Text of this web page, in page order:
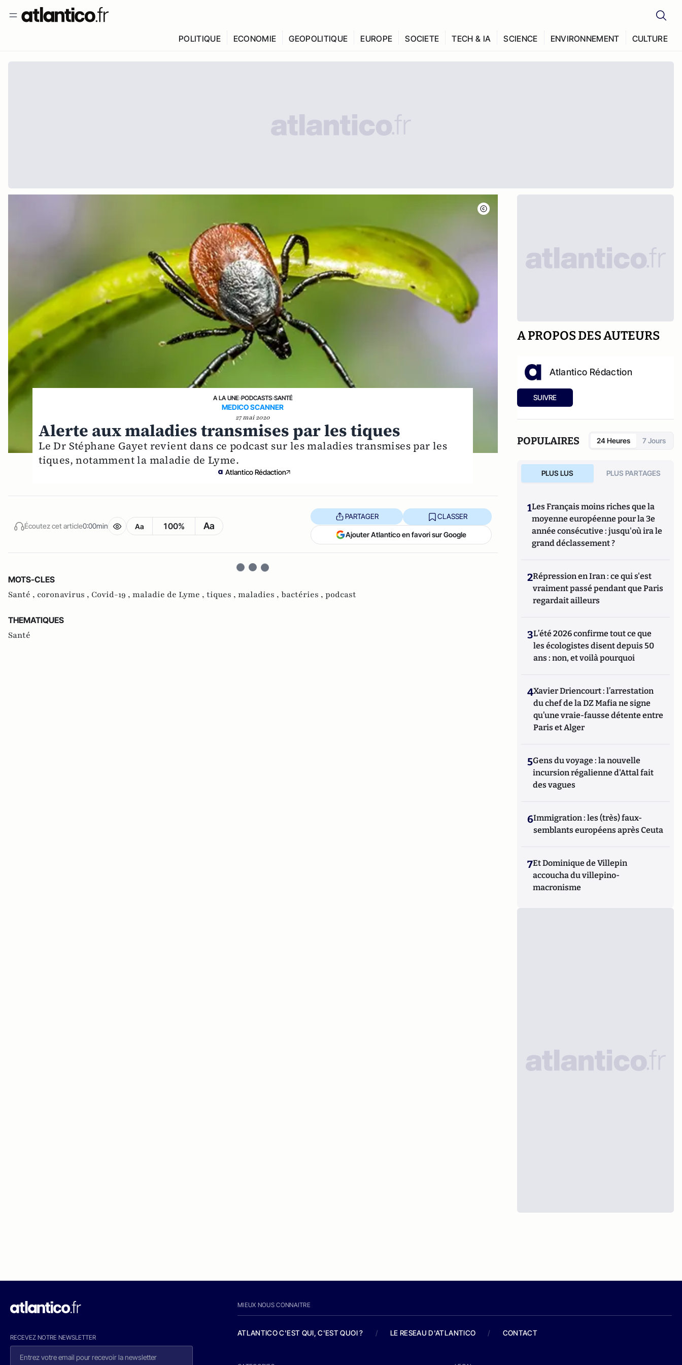
POLITIQUE ECONOMIE GEOPOLITIQUE EUROPE SOCIETE TECH & IA SCIENCE ENVIRONNEMENT CULTURE
A LA UNE›PODCASTS›SANTÉ
MEDICO SCANNER
27 mai 2020
Alerte aux maladies transmises par les tiques
Le Dr Stéphane Gayet revient dans ce podcast sur les maladies transmises par les
tiques, notamment la maladie de Lyme.
Atlantico Rédaction
Écoutez cet article0:00min Aa 100% Aa
PARTAGER CLASSER
Ajouter Atlantico en favori sur Google
MOTS-CLES
Santé , coronavirus , Covid-19 , maladie de Lyme , tiques , maladies , bactéries , podcast
THEMATIQUES
Santé
A PROPOS DES AUTEURS
Atlantico Rédaction
SUIVRE
POPULAIRES 24 Heures 7 Jours
PLUS LUS PLUS PARTAGES
1Les Français moins riches que la
moyenne européenne pour la 3e
année consécutive : jusqu'où ira le
grand déclassement ?
2Répression en Iran : ce qui s'est
vraiment passé pendant que Paris
regardait ailleurs
3L’été 2026 confirme tout ce que
les écologistes disent depuis 50
ans : non, et voilà pourquoi
4Xavier Driencourt : l’arrestation
du chef de la DZ Mafia ne signe
qu’une vraie-fausse détente entre
Paris et Alger
5Gens du voyage : la nouvelle
incursion régalienne d'Attal fait
des vagues
6Immigration : les (très) faux-
semblants européens après Ceuta
7Et Dominique de Villepin
accoucha du villepino-
macronisme
RECEVEZ NOTRE NEWSLETTER
MIEUX NOUS CONNAITRE
ATLANTICO C'EST QUI, C'EST QUOI ? / LE RESEAU D'ATLANTICO / CONTACT